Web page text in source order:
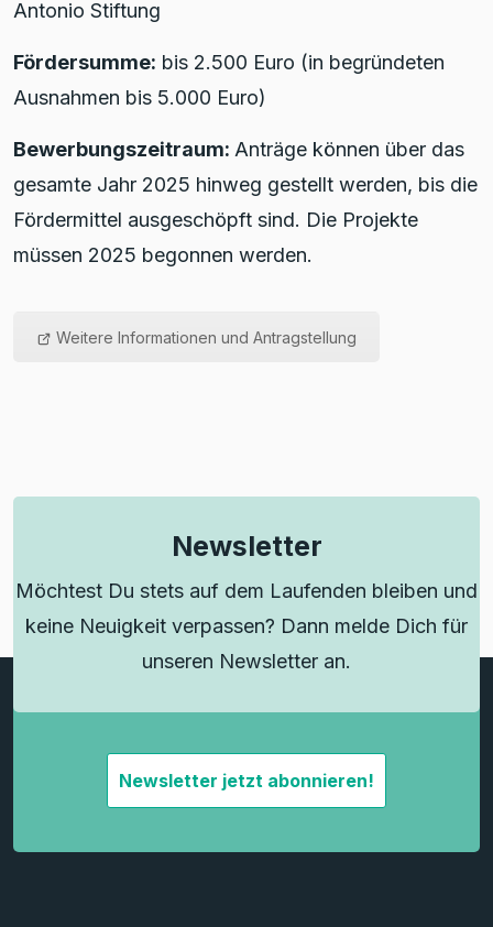
Antonio Stiftung
Fördersumme: bis 2.500 Euro (in begründeten
Ausnahmen bis 5.000 Euro)
Bewerbungszeitraum: Anträge können über das
gesamte Jahr 2025 hinweg gestellt werden, bis die
Fördermittel ausgeschöpft sind. Die Projekte
müssen 2025 begonnen werden.
Weitere Informationen und Antragstellung
Newsletter
Möchtest Du stets auf dem Laufenden bleiben und
keine Neuigkeit verpassen? Dann melde Dich für
unseren Newsletter an.
Newsletter jetzt abonnieren!